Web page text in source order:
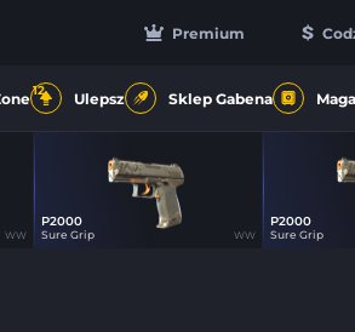
Premium
12 Ulepsz Sklep Gabena
WW
P2000
Sure Grip WW
P2000
Sure Grip